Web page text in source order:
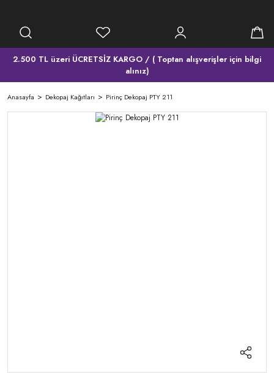
2.500 TL üzeri ÜCRETSİZ KARGO / ( Toptan alışverişler için bilgi
alınız)
Anasayfa Dekopaj Kağıtları Pirinç Dekopaj PTY 211